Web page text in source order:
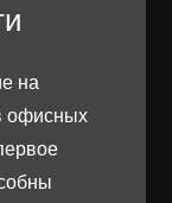
на
офисных